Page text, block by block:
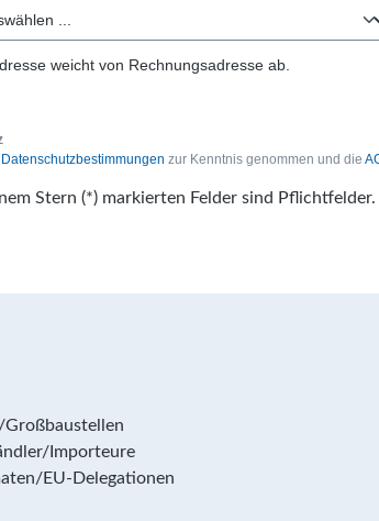
weicht von Rechnungsadresse ab.
Datenschutzbestimmungen zur Kenntnis genommen und die
Stern (*) markierten Felder sind Pflichtfelder.
Großbaustellen
Importeure
EU-Delegationen